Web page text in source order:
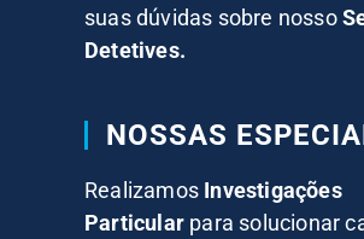
suas dúvidas sobre nosso
Detetives.
NOSSAS
Realizamos Investigações
Particular para solucionar